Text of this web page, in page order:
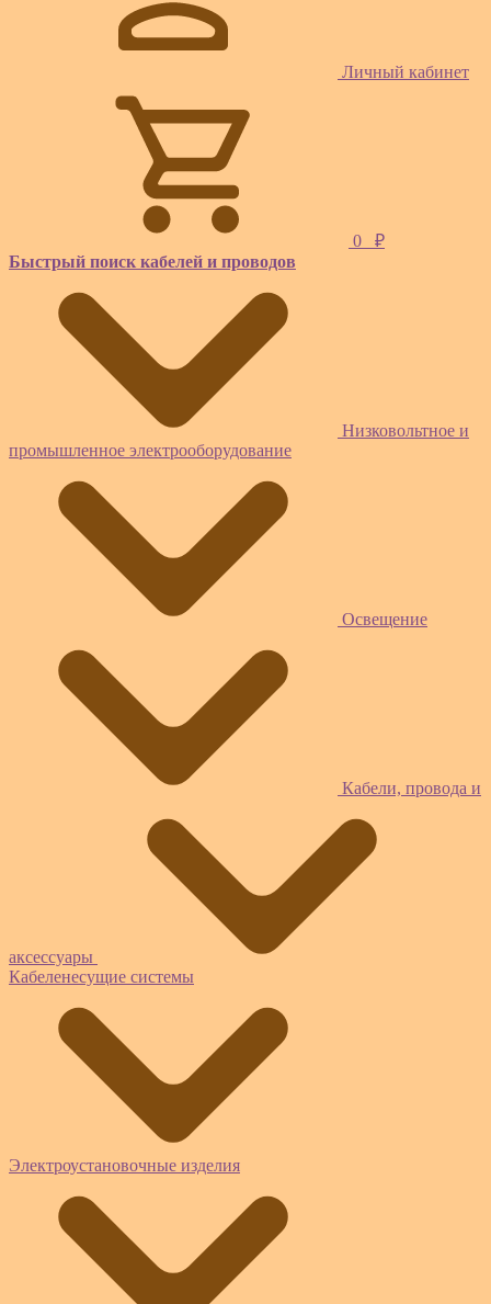
Личный кабинет
0
₽
Быстрый поиск кабелей и проводов
Низковольтное и
промышленное электрооборудование
Освещение
Кабели, провода и
аксессуары
Кабеленесущие системы
Электроустановочные изделия